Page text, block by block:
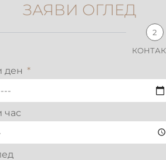
ЗАЯВИ ОГЛЕД
2
КОНТАКТИ